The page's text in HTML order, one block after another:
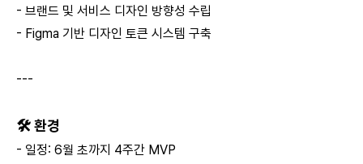
- 브랜드 및 서비스 디자인 방향성 수립
- Figma 기반 디자인 토큰 시스템 구축
---
🛠 환경
- 일정: 6월 초까지 4주간 MVP